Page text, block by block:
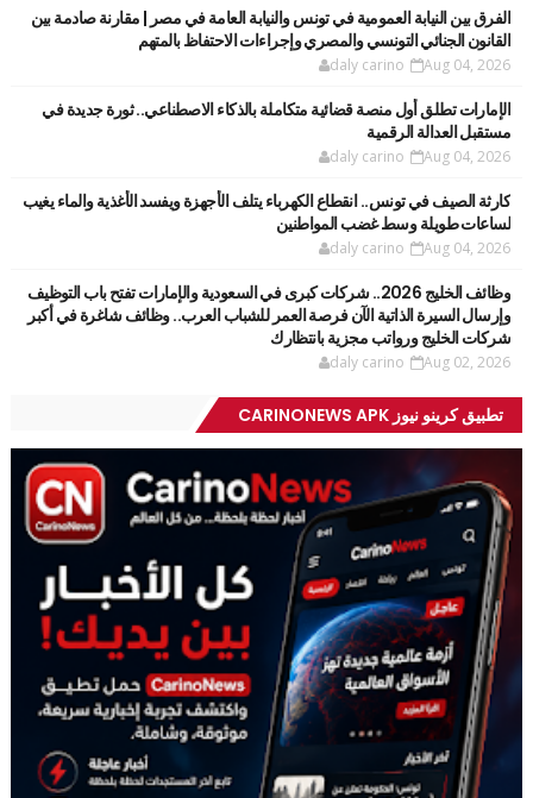
الفرق بين النيابة العمومية في تونس والنيابة العامة في مصر | مقارنة صادمة بين
القانون الجنائي التونسي والمصري وإجراءات الاحتفاظ بالمتهم
daly carino Aug 04, 2026
الإمارات تطلق أول منصة قضائية متكاملة بالذكاء الاصطناعي.. ثورة جديدة في
مستقبل العدالة الرقمية
daly carino Aug 04, 2026
كارثة الصيف في تونس.. انقطاع الكهرباء يتلف الأجهزة ويفسد الأغذية والماء يغيب
لساعات طويلة وسط غضب المواطنين
daly carino Aug 04, 2026
وظائف الخليج 2026.. شركات كبرى في السعودية والإمارات تفتح باب التوظيف
وإرسال السيرة الذاتية الآن فرصة العمر للشباب العرب.. وظائف شاغرة في أكبر
شركات الخليج ورواتب مجزية بانتظارك
daly carino Aug 02, 2026
تطبيق كرينو نيوز CARINONEWS APK